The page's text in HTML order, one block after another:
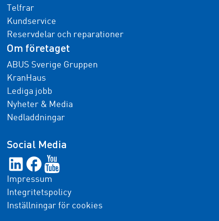
Telfrar
Kundservice
Reservdelar och reparationer
Om företaget
ABUS Sverige Gruppen
KranHaus
Lediga jobb
Nyheter & Media
Nedladdningar
Social Media
Impressum
Integritetspolicy
Inställningar för cookies